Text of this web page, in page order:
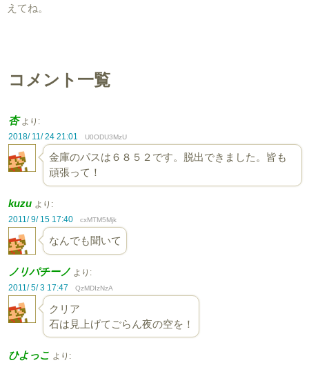
えてね。
コメント一覧
杏 より:
2018/ 11/ 24 21:01
U0ODU3MzU
金庫のパスは６８５２です。脱出できました。皆も
頑張って！
kuzu より:
2011/ 9/ 15 17:40
cxMTM5Mjk
なんでも聞いて
ノリパチーノ より:
2011/ 5/ 3 17:47
QzMDIzNzA
クリア
石は見上げてごらん夜の空を！
ひよっこ より: